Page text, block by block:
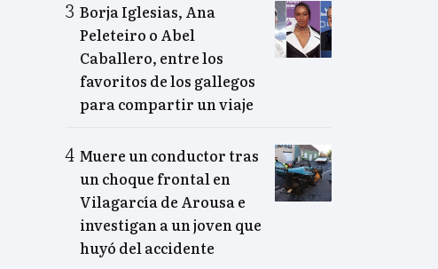
Borja Iglesias, Ana
Peleteiro o Abel
Caballero, entre los
favoritos de los gallegos
para compartir un viaje
Muere un conductor tras
un choque frontal en
Vilagarcía de Arousa e
investigan a un joven que
huyó del accidente